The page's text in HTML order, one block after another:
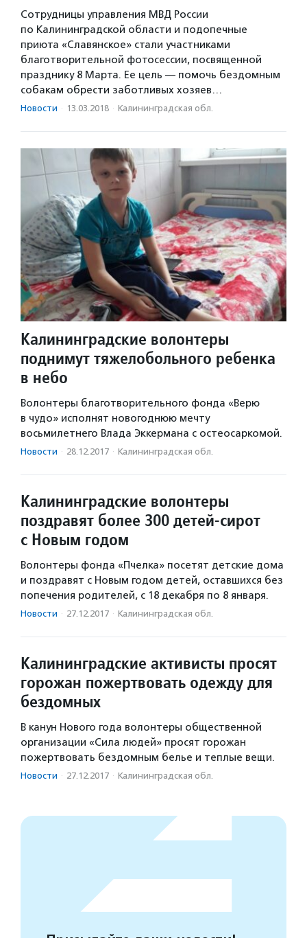
Сотрудницы управления МВД России
по Калининградской области и подопечные
приюта «Славянское» стали участниками
благотворительной фотосессии, посвященной
празднику 8 Марта. Ее цель — помочь бездомным
собакам обрести заботливых хозяев…
Новости · 13.03.2018 · Калининградская обл.
Калининградские волонтеры
поднимут тяжелобольного ребенка
в небо
Волонтеры благотворительного фонда «Верю
в чудо» исполнят новогоднюю мечту
восьмилетнего Влада Эккермана с остеосаркомой.
Новости · 28.12.2017 · Калининградская обл.
Калининградские волонтеры
поздравят более 300 детей-сирот
с Новым годом
Волонтеры фонда «Пчелка» посетят детские дома
и поздравят с Новым годом детей, оставшихся без
попечения родителей, с 18 декабря по 8 января.
Новости · 27.12.2017 · Калининградская обл.
Калининградские активисты просят
горожан пожертвовать одежду для
бездомных
В канун Нового года волонтеры общественной
организации «Сила людей» просят горожан
пожертвовать бездомным белье и теплые вещи.
Новости · 27.12.2017 · Калининградская обл.